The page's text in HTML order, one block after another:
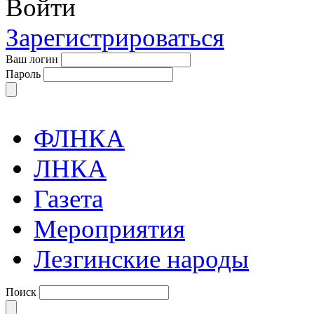
Войти
Зарегистрироваться
Ваш логин
Пароль
ФЛНКА
ЛНКА
Газета
Мероприятия
Лезгинские народы
Поиск